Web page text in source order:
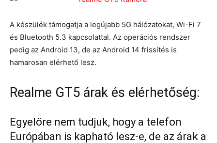
A készülék támogatja a legújabb 5G hálózatokat, Wi-Fi 7
és Bluetooth 5.3 kapcsolattal. Az operációs rendszer
pedig az Android 13, de az Android 14 frissítés is
hamarosan elérhető lesz.
Realme GT5 árak és elérhetőség:
Egyelőre nem tudjuk, hogy a telefon
Európában is kapható lesz-e, de az árak a